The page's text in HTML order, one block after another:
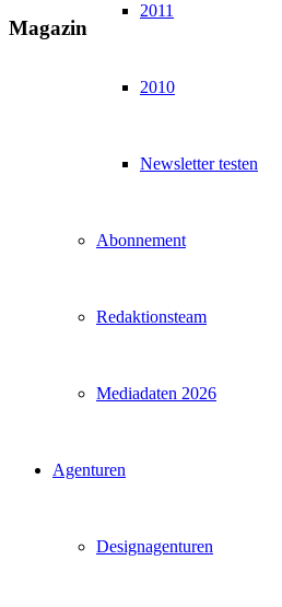
2011
2010
Newsletter testen
Abonnement
Redaktionsteam
Mediadaten 2026
Agenturen
Designagenturen
Magazin